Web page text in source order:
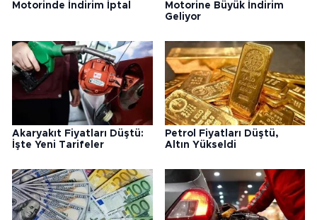
Motorinde İndirim İptal
Motorine Büyük İndirim
Geliyor
Akaryakıt Fiyatları Düştü:
İşte Yeni Tarifeler
Petrol Fiyatları Düştü,
Altın Yükseldi